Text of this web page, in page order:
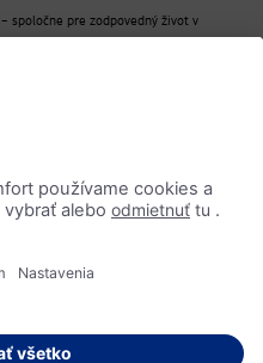
spoločne pre zodpovedný život v